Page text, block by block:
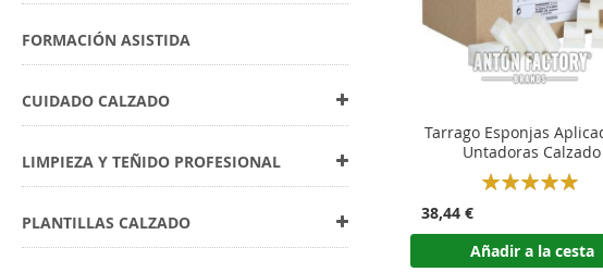
Tarrago Esponjas
Untadoras Calzado
Rating:
38,44 €
Añadir a la cesta
FORMACIÓN ASISTIDA
CUIDADO CALZADO
LIMPIEZA Y TEÑIDO PROFESIONAL
PLANTILLAS CALZADO